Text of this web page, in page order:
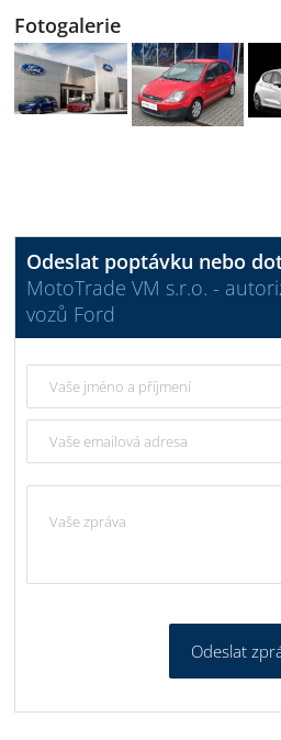
Fotogalerie
Odeslat poptávku nebo
MotoTrade VM s.r.o. -
vozů Ford
Odeslat